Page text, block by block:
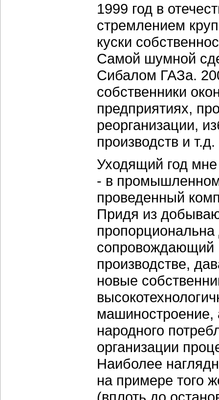
1999 год в
стремлением
куски
Самой шумной
Сибалом ГАЗа.
собственники
предприятиях,
реорганизации,
производств и т.д.
Уходящий год
- в промышленном
проведенный
Придя из
сопровождающий
производстве,
новые
машиностроение,
народного
организации
Наиболее
на примере того